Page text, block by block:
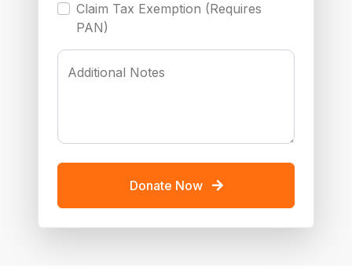
Claim Tax Exemption (Requires
PAN)
Additional Notes
Donate Now